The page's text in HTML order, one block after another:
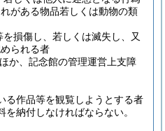
がある物品若しくは動物の類
損傷し、若しくは滅失し、又
られる者
か、記念館の管理運営上支障
る作品等を観覧しようとする者
を納付しなければならない。